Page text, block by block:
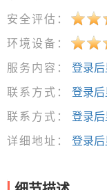
安全评估：
环境设备：
服务内容：
登录
联系方式：
登录
联系方式：
登录
详细地址：
登录